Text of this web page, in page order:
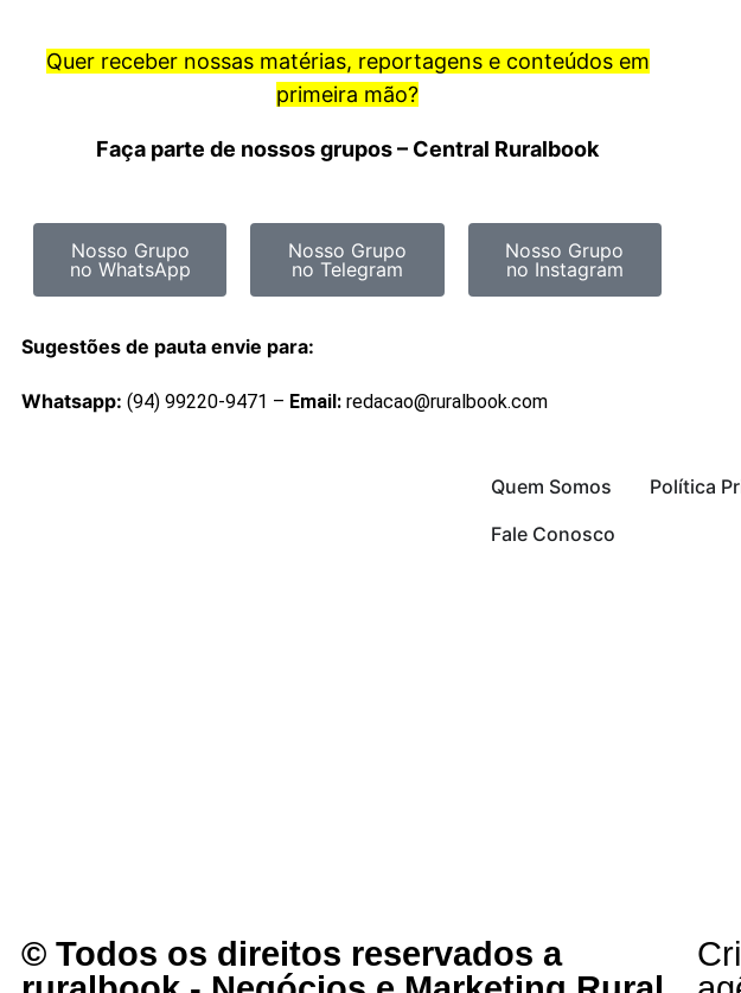
Quer receber nossas matérias, reportagens e conteúdos em
primeira mão?
Faça parte de nossos grupos – Central Ruralbook
Nosso Grupo
no WhatsApp
Nosso Grupo
no Telegram
Nosso Grupo
no Instagram
Sugestões de pauta envie para:
Whatsapp: (94) 99220-9471 – Email: redacao@ruralbook.com
Quem Somos
Política
Fale Conosco
© Todos os direitos reservados a